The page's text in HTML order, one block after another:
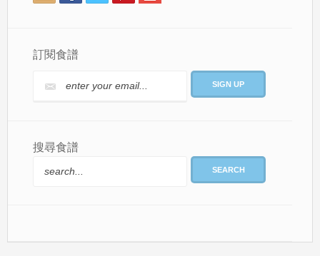
訂閱食譜
搜尋食譜
SEARCH